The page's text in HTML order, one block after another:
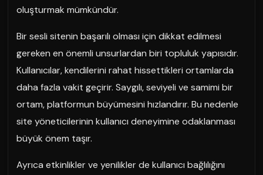
oluşturmak mümkündür.
Bir sesli sitenin başarılı olması için dikkat edilmesi
gereken en önemli unsurlardan biri topluluk yapısıdır.
Kullanıcılar, kendilerini rahat hissettikleri ortamlarda
daha fazla vakit geçirir. Saygılı, seviyeli ve samimi bir
ortam, platformun büyümesini hızlandırır. Bu nedenle
site yöneticilerinin kullanıcı deneyimine odaklanması
büyük önem taşır.
Ayrıca etkinlikler ve yenilikler de kullanıcı bağlılığını